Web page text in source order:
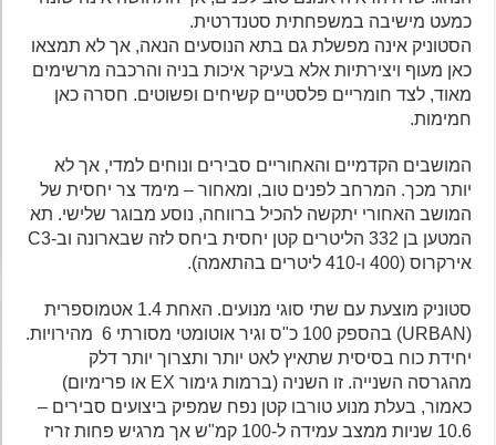
כמעט מישיבה במשפחתית סטנדרטית.
הסטוניק אינה מפשלת גם בתא הנוסעים הנאה, אך לא תמצאו
כאן מעוף ויצירתיות אלא בעיקר איכות בניה והרכבה מרשימים
מאוד, לצד חומריים פלסטיים קשיחים ופשוטים. חסרה כאן
חמימות.
המושבים הקדמיים והאחוריים סבירים ונוחים למדי, אך לא
יותר מכך. המרחב לפנים טוב, ומאחור – מימד צר יחסית של
המושב האחורי יתקשה להכיל ברווחה, נוסע מבוגר שלישי. תא
המטען בן 332 הליטרים קטן יחסית ביחס לזה שבארונה וב-C3
אירקרוס (400 ו-410 ליטרים בהתאמה).
סטוניק מוצעת עם שתי סוגי מנועים. האחת 1.4 אטמוספרית
(URBAN) בהספק 100 כ"ס וגיר אוטומטי מסורתי 6 מהירויות.
יחידת כוח בסיסית שתאיץ לאט יותר ותצרוך יותר דלק
מהגרסה השנייה. זו השניה (ברמות גימור EX או פרימיום)
כאמור, בעלת מנוע טורבו קטן נפח שמפיק ביצועים סבירים –
10.6 שניות ממצב עמידה ל-100 קמ"ש אך מרגיש פחות זריז